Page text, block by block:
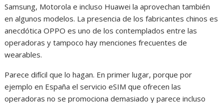
Samsung, Motorola e incluso Huawei la aprovechan también
en algunos modelos. La presencia de los fabricantes chinos es
anecdótica OPPO es uno de los contemplados entre las
operadoras y tampoco hay menciones frecuentes de
wearables.
Parece difícil que lo hagan. En primer lugar, porque por
ejemplo en España el servicio eSIM que ofrecen las
operadoras no se promociona demasiado y parece incluso